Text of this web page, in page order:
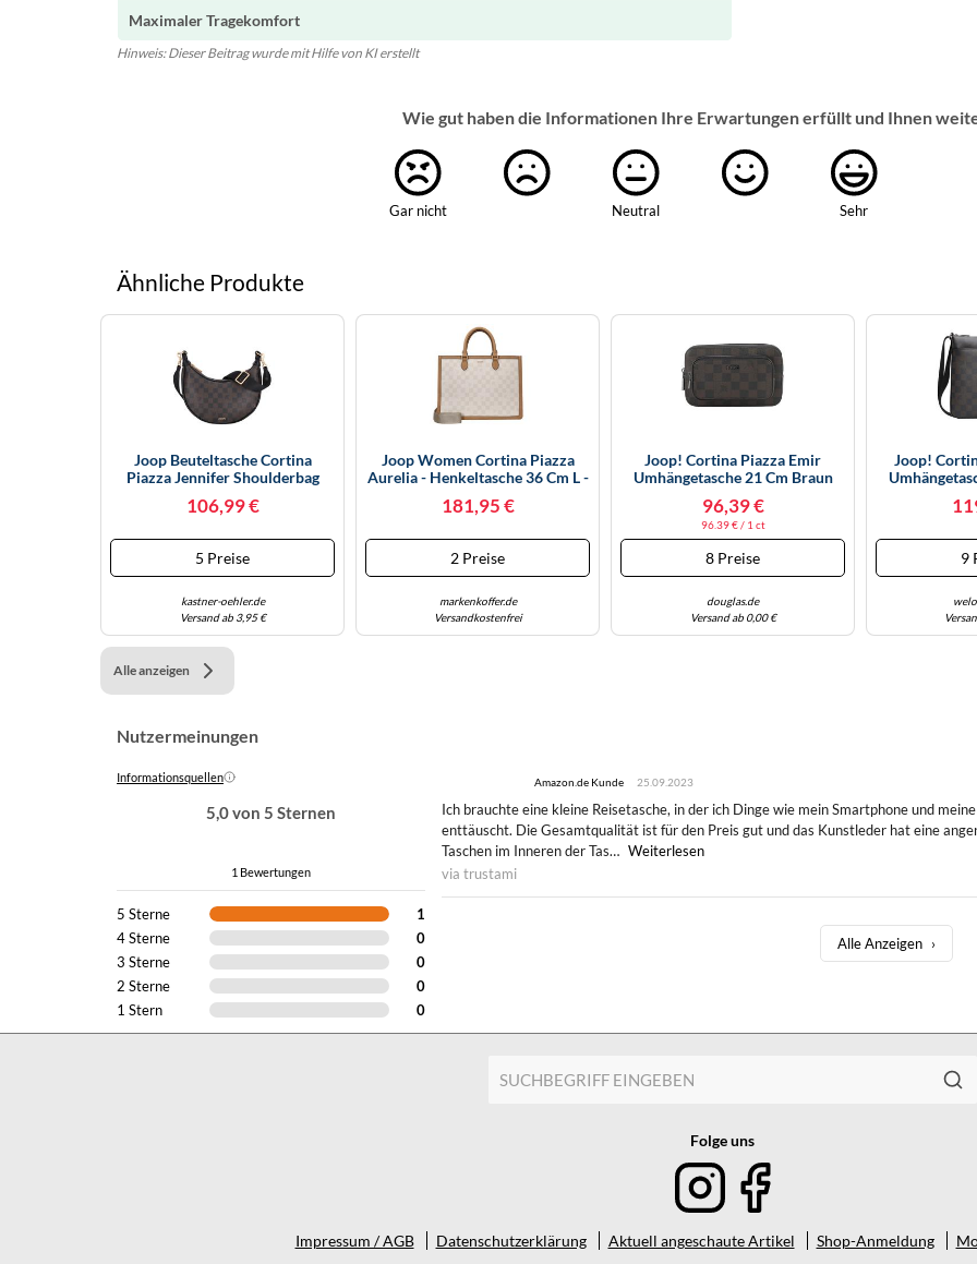
Maximaler Tragekomfort
Hinweis: Dieser Beitrag wurde mit Hilfe von KI erstellt
Wie gut haben die Informationen Ihre Erwartungen erfüllt und Ihnen
Gar nicht Neutral Sehr
Ähnliche Produkte
Joop Beuteltasche Cortina
Piazza Jennifer Shoulderbag
106,99 €
5 Preise
kastner-oehler.de
Versand ab 3,95 €
Joop Women Cortina Piazza
Aurelia - Henkeltasche 36 Cm L -
181,95 €
2 Preise
markenkoffer.de
Versandkostenfrei
Joop! Cortina Piazza Emir
Umhängetasche 21 Cm Braun
96,39 €
96.39 € / 1 ct
8 Preise
douglas.de
Versand ab 0,00 €
Joop!
9
Alle anzeigen
Nutzermeinungen
Informationsquellen
5,0 von 5 Sternen
1 Bewertungen
5 Sterne
1
4 Sterne
0
3 Sterne
0
2 Sterne
0
1 Stern
0
Amazon.de Kunde 25.09.2023
Ich brauchte eine kleine Reisetasche, in der ich Dinge wie mein Smartphone und
enttäuscht. Die Gesamtqualität ist für den Preis gut und das Kunstleder hat eine
Taschen im Inneren der Tas… Weiterlesen
via trustami
Alle Anzeigen ›
Folge uns
Impressum / AGB Datenschutzerklärung Aktuell angeschaute Artikel Shop-Anmeldung